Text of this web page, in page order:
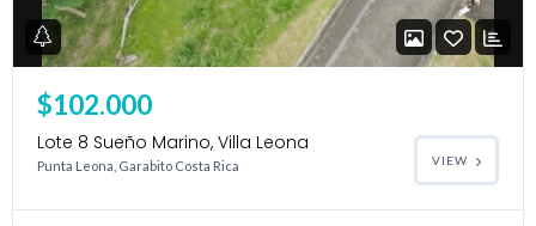
$102.000
Lote 8 Sueño Marino, Villa Leona
Punta Leona, Garabito Costa Rica VIEW